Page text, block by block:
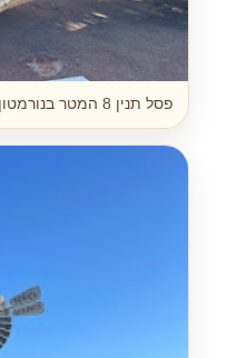
פסל תנין 8 המטר בנורמטון.